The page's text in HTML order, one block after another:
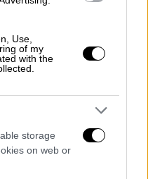
Use,
of my
with the
storage
on web orσεισμό
Ρίχτερ οι